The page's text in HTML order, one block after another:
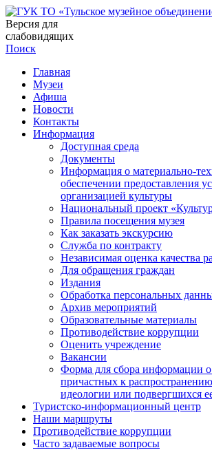
Версия для
слабовидящих
Поиск
Главная
Музеи
Афиша
Новости
Контакты
Информация
Доступная среда
Документы
Информация о материально-
обеспечении предоставления
организацией культуры
Национальный проект
Правила посещения музея
Как заказать экскурсию
Служба по контракту
Независимая оценка качества
Для обращения граждан
Издания
Обработка персональных
Архив мероприятий
Образовательные материалы
Противодействие коррупции
Оценить учреждение
Вакансии
Форма для сбора информации
причастных к
идеологии или подвергшихся
Туристско-информационный центр
Наши маршруты
Противодействие коррупции
Часто задаваемые вопросы